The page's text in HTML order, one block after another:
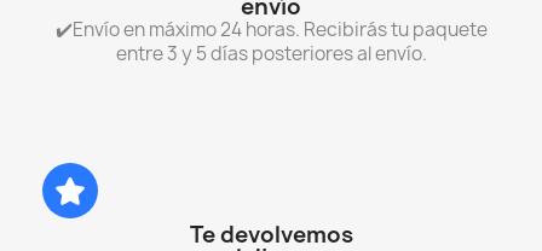
envío
✔️Envío en máximo 24 horas. Recibirás tu paquete
entre 3 y 5 días posteriores al envío.
Te devolvemos